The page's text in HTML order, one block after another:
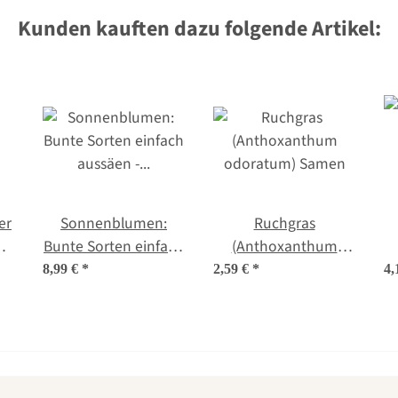
Kunden kauften dazu folgende Artikel:
Sonnenblumen:
Bunte Sorten einfach
aussäen - Samenset
8,99 € *
Ruchgras
(Anthoxanthum
odoratum) Samen
2,59 € *